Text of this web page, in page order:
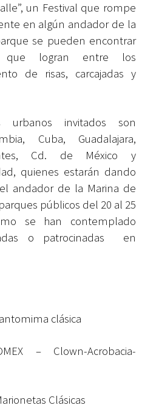
un Festival que rompe
en algún andador de la
se pueden encontrar
que logran entre los
de risas, carcajadas y
invitados son
Cuba, Guadalajara,
Cd. de México y
quienes estarán dando
el andador de la Marina de
públicos del 20 al 25
se han contemplado
o patrocinadas en
clásica
– Clown-Acrobacia-
Clásicas